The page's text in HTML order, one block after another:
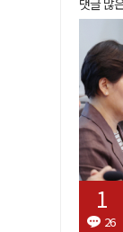
댓글 많
26